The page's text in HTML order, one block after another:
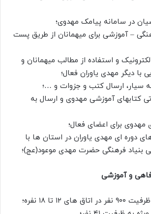
– آموزشی برای میهمانان از طریق پست
الکترونیک و استفاده از مطالب میهمانان و
با دیگر مهدی یاوران فعال؛
کتابهای آموزشی مهدوی و ارسال به
های دوره ای مهدی یاوران در استان ها با
بنیاد فرهنگی حضرت مهدی موعود(عج)؛
و آموزشی
۱۲ تا ۱۸ نفره؛